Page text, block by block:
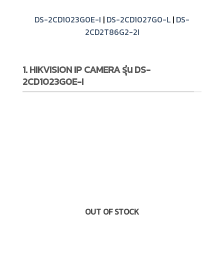
DS-2CD1023G0E-I | DS-2CD1027G0-L | DS-
2CD2T86G2-2I
1. HIKVISION IP CAMERA รุ่น DS-
2CD1023G0E-I
OUT OF STOCK